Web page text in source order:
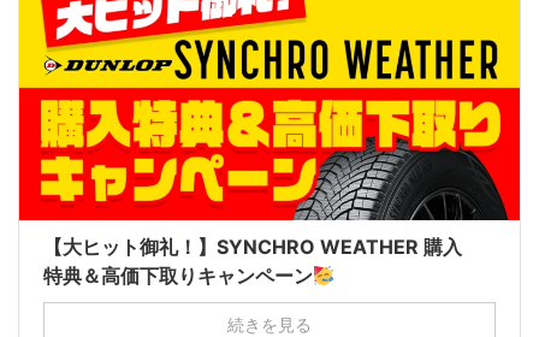
【大ヒット御礼！】SYNCHRO WEATHER 購入
特典＆高価下取りキャンペーン
続きを見る